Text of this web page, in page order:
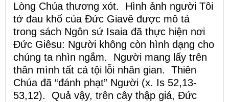
Lòng Chúa thương xót. Hình ảnh người Tôi
tớ đau khổ của Đức Giavê được mô tả
trong sách Ngôn sứ Isaia đã thực hiện nơi
Đức Giêsu: Người không còn hình dạng cho
chúng ta nhìn ngắm. Người mang lấy trên
thân mình tất cả tội lỗi nhân gian. Thiên
Chúa đã “đánh phạt” Người (x. Is 52,13-
53,12). Quả vậy, trên cây thập giá, Đức